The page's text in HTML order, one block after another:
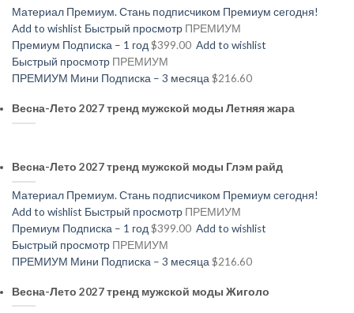
Материал Премиум. Стань подписчиком Премиум сегодня!
Add to wishlist Быстрый просмотр ПРЕМИУМ
Премиум Подписка – 1 год$399.00 Add to wishlist
Быстрый просмотр ПРЕМИУМ
ПРЕМИУМ Мини Подписка – 3 месяца$216.60
Весна-Лето 2027 тренд мужской моды Летняя жара
Весна-Лето 2027 тренд мужской моды Глэм райд
Материал Премиум. Стань подписчиком Премиум сегодня!
Add to wishlist Быстрый просмотр ПРЕМИУМ
Премиум Подписка – 1 год$399.00 Add to wishlist
Быстрый просмотр ПРЕМИУМ
ПРЕМИУМ Мини Подписка – 3 месяца$216.60
Весна-Лето 2027 тренд мужской моды Жиголо